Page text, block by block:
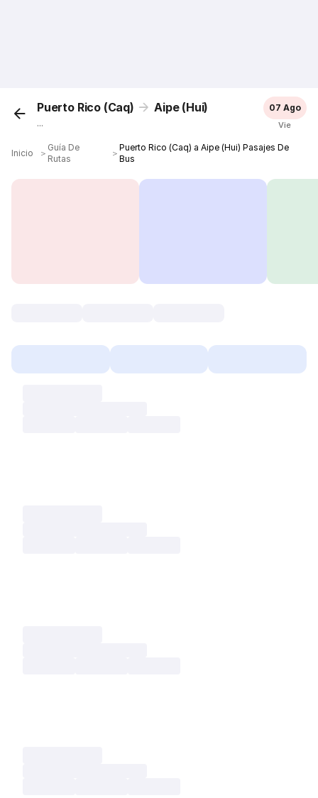
Puerto Rico (Caq) Aipe (Hui)
...
07 Ago
Vie
Inicio ＞
Guía De
Rutas
＞
Puerto Rico (Caq) a Aipe (Hui) Pasajes De
Bus